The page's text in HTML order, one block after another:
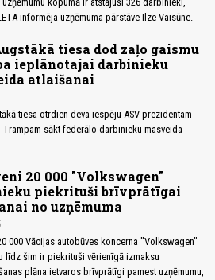
informēja uzņēmuma pārstāve Ilze Vaisūne.
tiesa dod zaļo gaismu
ieplānotajai darbinieku
atlaišanai
tiesa otrdien deva iespēju ASV prezidentam
Trampam sākt federālo darbinieku masveida
20 000 "Volkswagen"
piekrituši brīvprātīgai
no uzņēmuma
000 Vācijas autobūves koncerna "Volkswagen"
līdz šim ir piekrituši vērienīgā izmaksu
plāna ietvaros brīvprātīgi pamest uzņēmumu,